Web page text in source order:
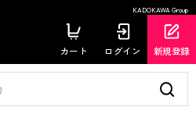
KADOKAWA Group
カート ログイン 新規登録